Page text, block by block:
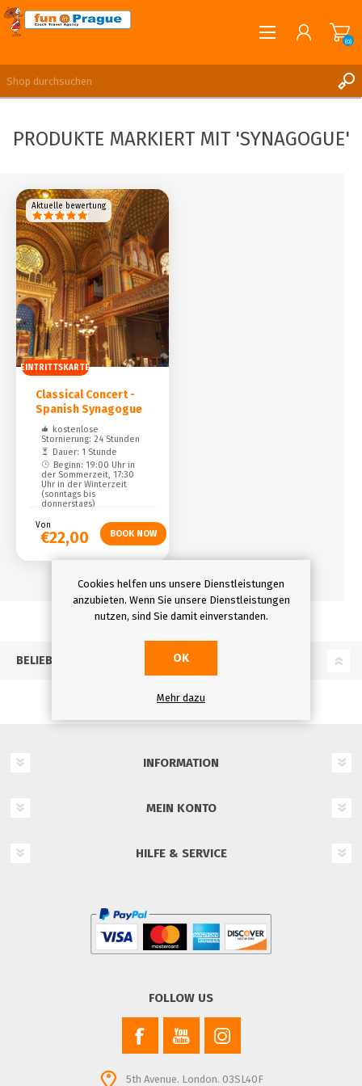
ANMELDEN
(0)
PRODUKTE MARKIERT MIT 'SYNAGOGUE'
EINTRITTSKARTE
Classical Concert -
Spanish Synagogue
kostenlose
Stornierung: 24 Stunden
Dauer: 1 Stunde
Beginn: 19:00 Uhr in
der Sommerzeit, 17:30
Uhr in der Winterzeit
(sonntags bis
donnerstags)
Aktuelle bewertung
Von
€22,00
BELIEBTE BEGRIFFE
INFORMATION
MEIN KONTO
HILFE & SERVICE
FOLLOW US
5th Avenue. London. 03SL40F
Cookies helfen uns unsere Dienstleistungen
anzubieten. Wenn Sie unsere Dienstleistungen
nutzen, sind Sie damit einverstanden.
OK
Mehr dazu